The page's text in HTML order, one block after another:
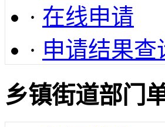
· 在线申请
· 申请结果查
乡镇街道部门